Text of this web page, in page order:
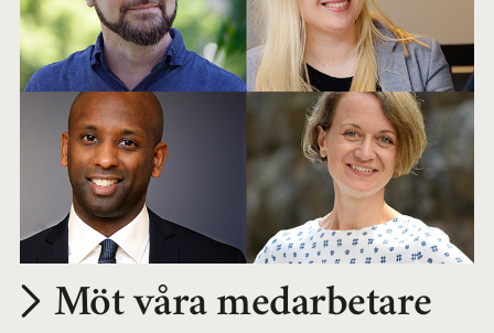
Möt våra medarbetare